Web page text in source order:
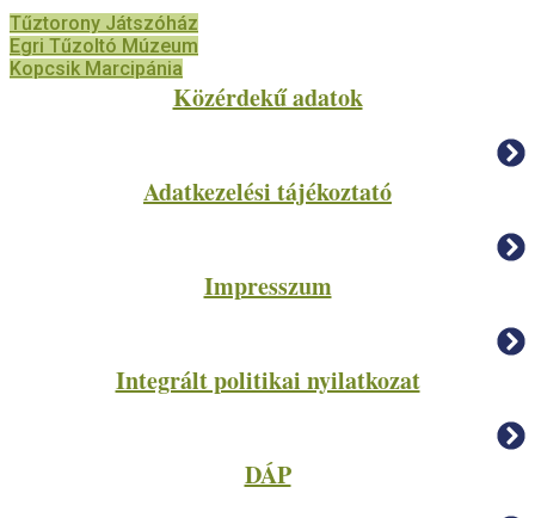
Tűztorony Játszóház
Egri Tűzoltó Múzeum
Kopcsik Marcipánia
Közérdekű adatok
Adatkezelési tájékoztató
Impresszum
Integrált politikai nyilatkozat
DÁP